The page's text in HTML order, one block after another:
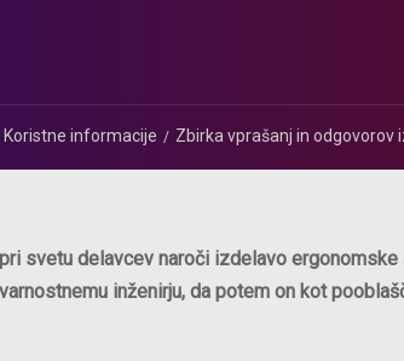
Koristne informacije Zbirka vprašanj in odgovorov
svetu delavcev naroči izdelavo
inženirju, da potem on kot